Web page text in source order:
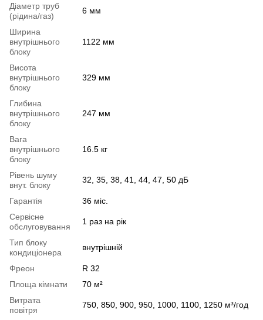
Діаметр труб
(рідина/газ)
6 мм
Ширина
внутрішнього
блоку
1122 мм
Висота
внутрішнього
блоку
329 мм
Глибина
внутрішнього
блоку
247 мм
Вага
внутрішнього
блоку
16.5 кг
Рівень шуму
внут. блоку
32, 35, 38, 41, 44, 47, 50 дБ
Гарантія
36 міс.
Сервісне
обслуговування
1 раз на рік
Тип блоку
кондиціонера
внутрішній
Фреон
R 32
Площа кімнати
70 м²
Витрата
повітря
750, 850, 900, 950, 1000, 1100, 1250 м³/год